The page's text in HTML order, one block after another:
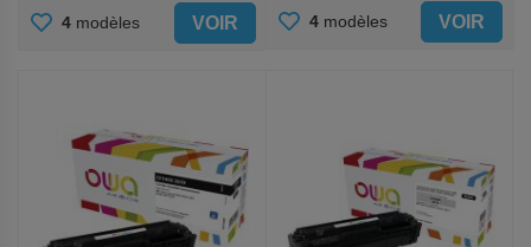
AJOUTER
4 modèles VOIR AJOUTER
4 modèles VOIR